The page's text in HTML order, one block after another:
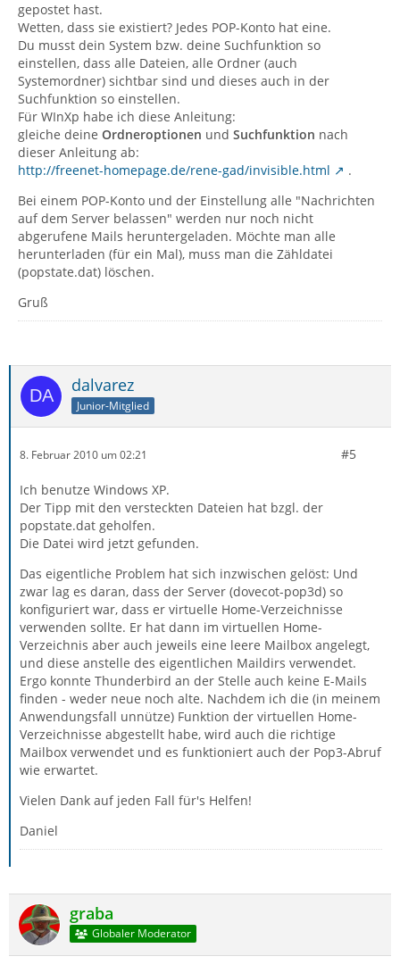
gepostet hast.
Wetten, dass sie existiert? Jedes POP-Konto hat eine.
Du musst dein System bzw. deine Suchfunktion so
einstellen, dass alle Dateien, alle Ordner (auch
Systemordner) sichtbar sind und dieses auch in der
Suchfunktion so einstellen.
Für WInXp habe ich diese Anleitung:
gleiche deine Ordneroptionen und Suchfunktion nach
dieser Anleitung ab:
http://freenet-homepage.de/rene-gad/invisible.html
.
Bei einem POP-Konto und der Einstellung alle "Nachrichten
auf dem Server belassen" werden nur noch nicht
abgerufene Mails heruntergeladen. Möchte man alle
herunterladen (für ein Mal), muss man die Zähldatei
(popstate.dat) löschen.
Gruß
dalvarez
Junior-Mitglied
8. Februar 2010 um 02:21 #5
Ich benutze Windows XP.
Der Tipp mit den versteckten Dateien hat bzgl. der
popstate.dat geholfen.
Die Datei wird jetzt gefunden.
Das eigentliche Problem hat sich inzwischen gelöst: Und
zwar lag es daran, dass der Server (dovecot-pop3d) so
konfiguriert war, dass er virtuelle Home-Verzeichnisse
verwenden sollte. Er hat dann im virtuellen Home-
Verzeichnis aber auch jeweils eine leere Mailbox angelegt,
und diese anstelle des eigentlichen Maildirs verwendet.
Ergo konnte Thunderbird an der Stelle auch keine E-Mails
finden - weder neue noch alte. Nachdem ich die (in meinem
Anwendungsfall unnütze) Funktion der virtuellen Home-
Verzeichnisse abgestellt habe, wird auch die richtige
Mailbox verwendet und es funktioniert auch der Pop3-Abruf
wie erwartet.
Vielen Dank auf jeden Fall für's Helfen!
Daniel
graba
Globaler Moderator